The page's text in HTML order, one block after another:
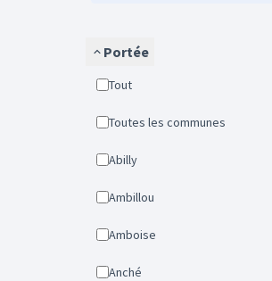
Portée
Tout
Toutes les communes
Abilly
Ambillou
Amboise
Anché